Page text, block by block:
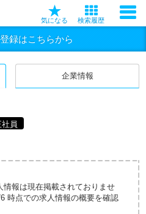
気になる 検索履歴
録はこちらから
企業情報
社員
報は現在掲載されておりませ
時点での求人情報の概要を確認